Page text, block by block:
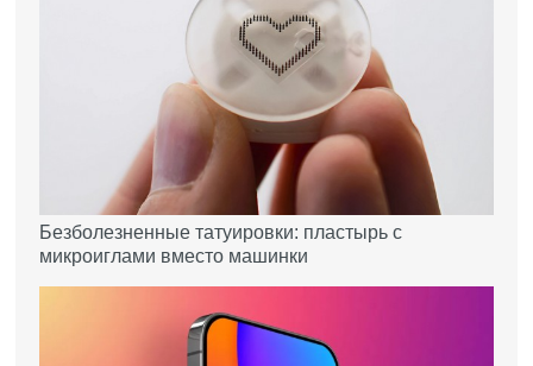
Безболезненные татуировки: пластырь с
микроиглами вместо машинки